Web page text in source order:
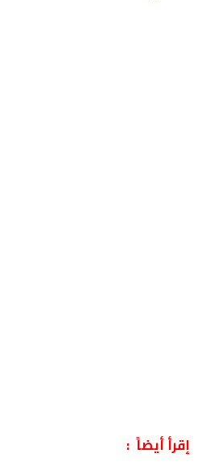
إقرأ أيضاً :